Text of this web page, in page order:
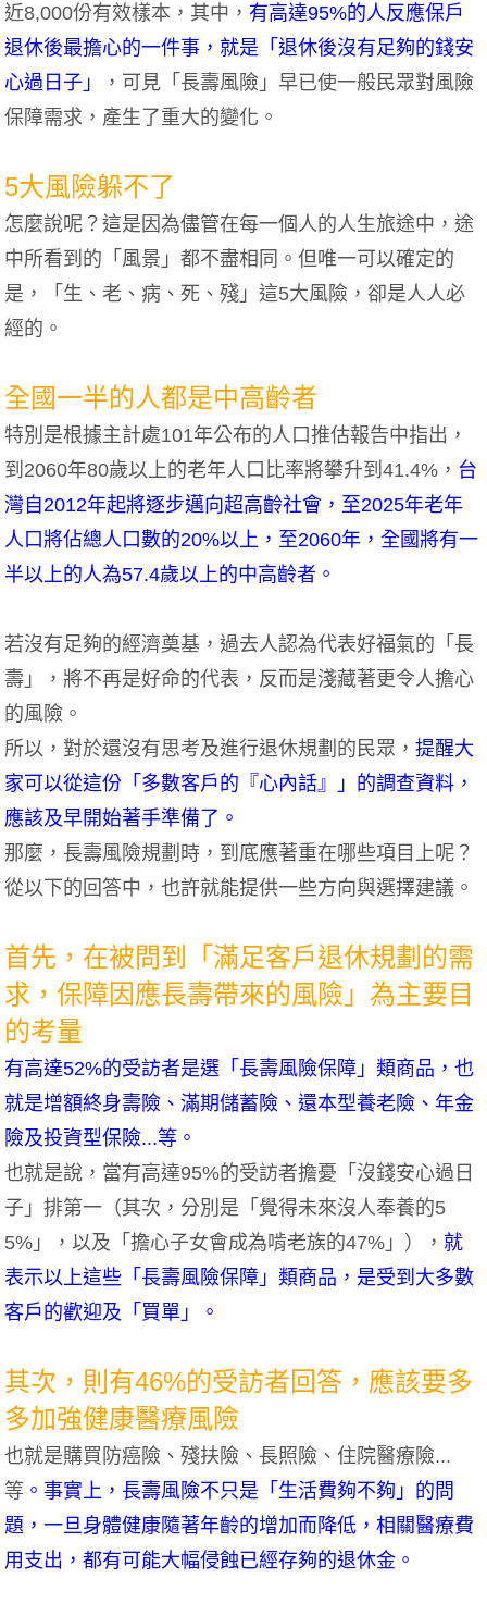
近8,000份有效樣本，其中， 有高達95%的人反應保戶
退休後最擔心的一件事，就是「退休後沒有足夠的錢安
心過日子」
，可見「長壽風險」早已使一般民眾對風險
保障需求，產生了重大的變化。
5大風險躲不了
怎麼說呢？這是因為儘管在每一個人的人生旅途中，途
中所看到的「風景」都不盡相同。但唯一可以確定的
是，「生、老、病、死、殘」這5大風險，卻是人人必
經的。
全國一半的人都是中高齡者
特別是根據主計處101年公布的人口推估報告中指出，
到2060年80歲以上的老年人口比率將攀升到41.4%， 台
灣自2012年起將逐步邁向超高齡社會，至2025年老年
人口將佔總人口數的20%以上，至2060年，全國將有一
半以上的人為57.4歲以上的中高齡者。
若沒有足夠的經濟奠基，過去人認為代表好福氣的「長
壽」，將不再是好命的代表，反而是淺藏著更令人擔心
的風險。
所以，對於還沒有思考及進行退休規劃的民眾，提醒大
家可以從這份「多數客戶的『心內話』」的調查資料，
應該及早開始著手準備了。
那麼，長壽風險規劃時，到底應著重在哪些項目上呢？
從以下的回答中，也許就能提供一些方向與選擇建議。
首先，在被問到「滿足客戶退休規劃的需
求，保障因應長壽帶來的風險」為主要目
的考量
有高達52%的受訪者是選「長壽風險保障」類商品，也
就是增額終身壽險、滿期儲蓄險、還本型養老險、年金
險及投資型保險...等。
也就是說，當有高達95%的受訪者擔憂「沒錢安心過日
子」排第一（其次，分別是「覺得未來沒人奉養的5
5%」，以及「擔心子女會成為啃老族的47%」）， 就
表示以上這些「長壽風險保障」類商品，是受到大多數
客戶的歡迎及「買單」。
其次，則有46%的受訪者回答，應該要多
多加強健康醫療風險
也就是購買防癌險、殘扶險、長照險、住院醫療險...
等 。事實上，長壽風險不只是「生活費夠不夠」的問
題，一旦身體健康隨著年齡的增加而降低，相關醫療費
用支出，都有可能大幅侵蝕已經存夠的退休金。